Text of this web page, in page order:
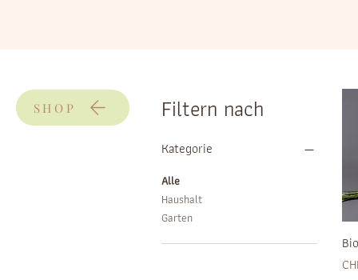
SHOP Filtern nach
Kategorie
Alle
Haushalt
Garten